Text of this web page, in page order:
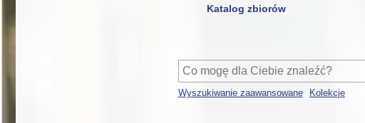
Katalog zbiorów
Wyszukiwanie zaawansowane Kolekcje